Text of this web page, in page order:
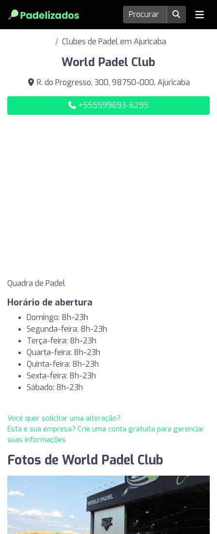
Clubes de Padel em Ajuricaba
World Padel Club
R. do Progresso, 300, 98750-000, Ajuricaba
+555599693-6295
Quadra de Padel
Horário de abertura
Domingo: 8h-23h
Segunda-feira: 8h-23h
Terça-feira: 8h-23h
Quarta-feira: 8h-23h
Quinta-feira: 8h-23h
Sexta-feira: 8h-23h
Sábado: 8h-23h
Você quer solicitar uma alteração?
Esta é sua empresa? Crie uma conta gratuita para gerenciar
suas informações
Fotos de World Padel Club